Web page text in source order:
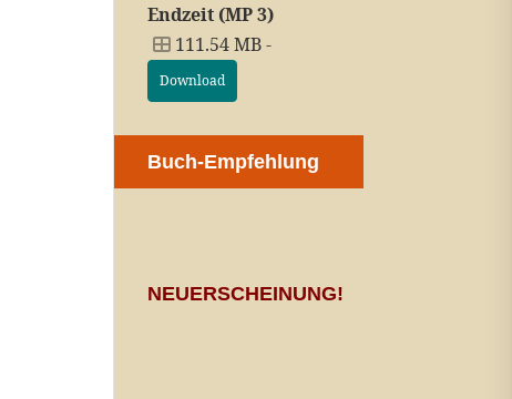
Endzeit (MP 3)
111.54 MB -
Download
Buch-Empfehlung
NEUERSCHEINUNG!